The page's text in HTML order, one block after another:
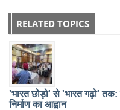
RELATED TOPICS
'भारत छोड़ो' से 'भारत गढ़ो' तक:
निर्माण का आह्वान